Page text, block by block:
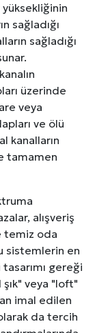
sağladığı
sağladığı
üzerinde
veya
ve ölü
kanalların
tamamen
alışveriş
temiz oda
sistemlerin en
tasarımı gereği
şık" veya "loft"
imal edilen
da tercih